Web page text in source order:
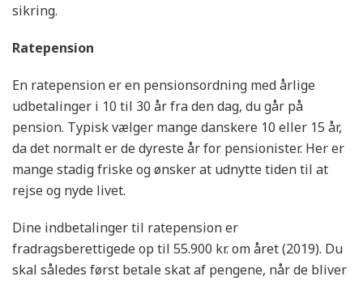
sikring.
Ratepension
En ratepension er en pensionsordning med årlige
udbetalinger i 10 til 30 år fra den dag, du går på
pension. Typisk vælger mange danskere 10 eller 15 år,
da det normalt er de dyreste år for pensionister. Her er
mange stadig friske og ønsker at udnytte tiden til at
rejse og nyde livet.
Dine indbetalinger til ratepension er
fradragsberettigede op til 55.900 kr. om året (2019). Du
skal således først betale skat af pengene, når de bliver